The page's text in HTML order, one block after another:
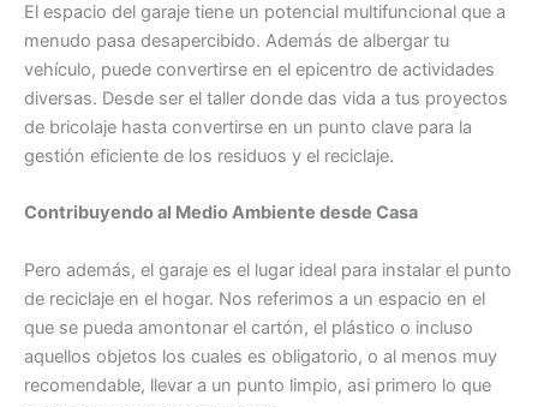
El espacio del garaje tiene un potencial multifuncional que a
menudo pasa desapercibido. Además de albergar tu
vehículo, puede convertirse en el epicentro de actividades
diversas. Desde ser el taller donde das vida a tus proyectos
de bricolaje hasta convertirse en un punto clave para la
gestión eficiente de los residuos y el reciclaje.
Contribuyendo al Medio Ambiente desde Casa
Pero además, el garaje es el lugar ideal para instalar el punto
de reciclaje en el hogar. Nos referimos a un espacio en el
que se pueda amontonar el cartón, el plástico o incluso
aquellos objetos los cuales es obligatorio, o al menos muy
recomendable, llevar a un punto limpio, asi primero lo que